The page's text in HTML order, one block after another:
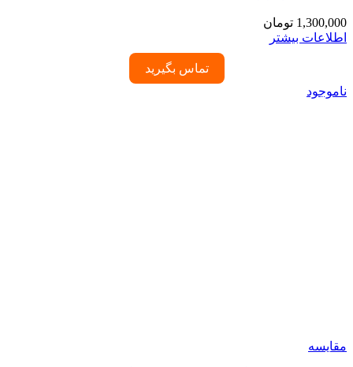
1,300,000 تومان
اطلاعات بیشتر
تماس بگیرید
ناموجود
مقایسه